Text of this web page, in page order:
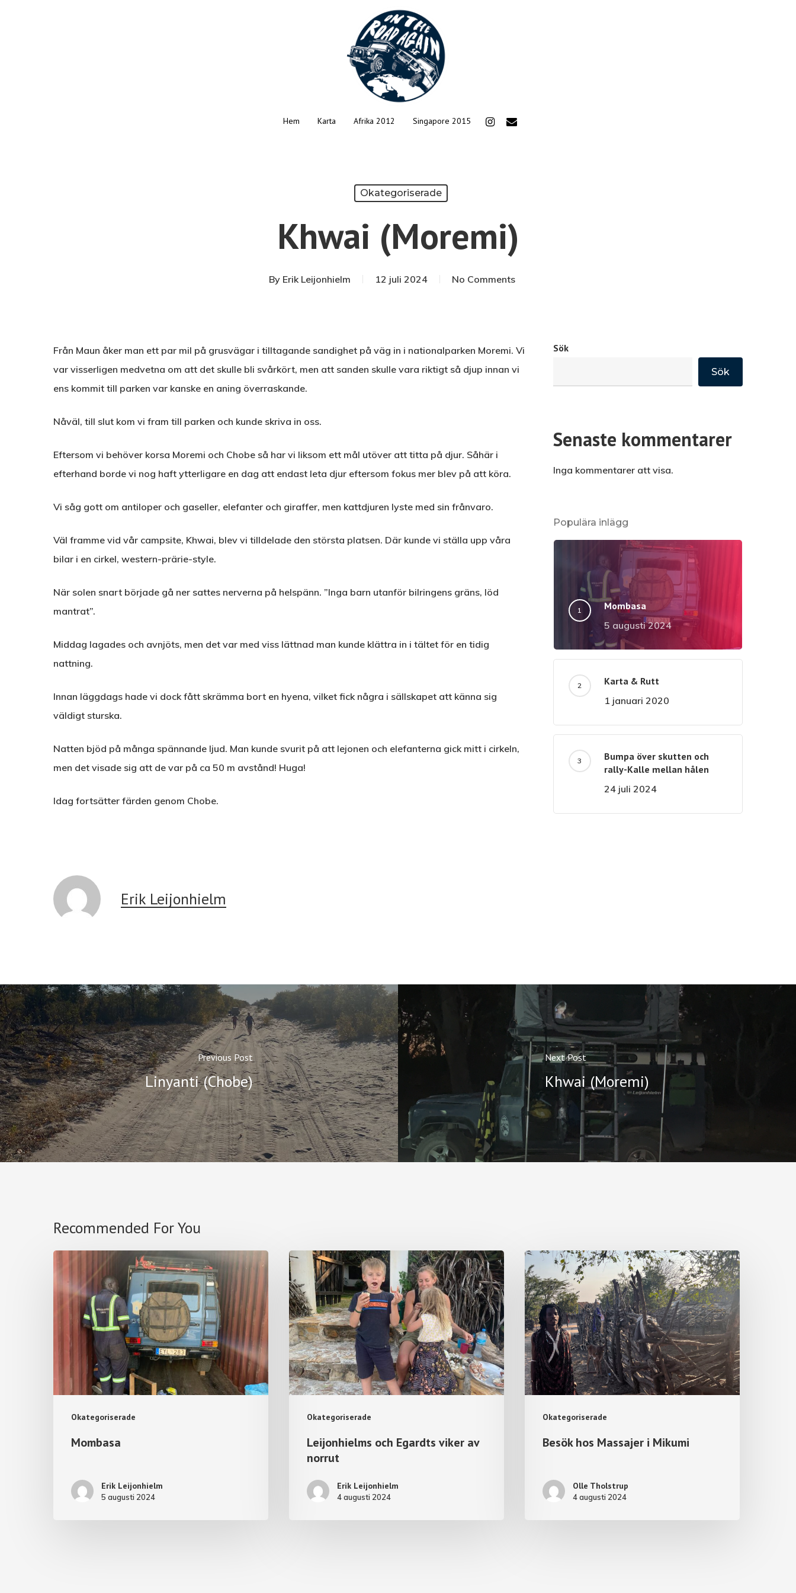
Hem Karta Afrika 2012 Singapore 2015 instagram
email
Okategoriserade
Khwai (Moremi)
By Erik Leijonhielm 12 juli 2024 No Comments
Från Maun åker man ett par mil på grusvägar i tilltagande sandighet på väg in i nationalparken Moremi. Vi
var visserligen medvetna om att det skulle bli svårkört, men att sanden skulle vara riktigt så djup innan vi
ens kommit till parken var kanske en aning överraskande.
Nåväl, till slut kom vi fram till parken och kunde skriva in oss.
Eftersom vi behöver korsa Moremi och Chobe så har vi liksom ett mål utöver att titta på djur. Såhär i
efterhand borde vi nog haft ytterligare en dag att endast leta djur eftersom fokus mer blev på att köra.
Vi såg gott om antiloper och gaseller, elefanter och giraffer, men kattdjuren lyste med sin frånvaro.
Väl framme vid vår campsite, Khwai, blev vi tilldelade den största platsen. Där kunde vi ställa upp våra
bilar i en cirkel, western-prärie-style.
När solen snart började gå ner sattes nerverna på helspänn. ”Inga barn utanför bilringens gräns, löd
mantrat”.
Middag lagades och avnjöts, men det var med viss lättnad man kunde klättra in i tältet för en tidig
nattning.
Innan läggdags hade vi dock fått skrämma bort en hyena, vilket fick några i sällskapet att känna sig
väldigt sturska.
Natten bjöd på många spännande ljud. Man kunde svurit på att lejonen och elefanterna gick mitt i cirkeln,
men det visade sig att de var på ca 50 m avstånd! Huga!
Idag fortsätter färden genom Chobe.
Erik Leijonhielm
Sök
Sök
Senaste kommentarer
Inga kommentarer att visa.
Populära inlägg
Mombasa
5 augusti 2024
Karta & Rutt
1 januari 2020
Bumpa över skutten och
rally-Kalle mellan hålen
24 juli 2024
Previous Post
Linyanti (Chobe)
Next Post
Khwai (Moremi)
Recommended For You
Okategoriserade
Mombasa
Erik Leijonhielm
5 augusti 2024
Okategoriserade
Leijonhielms och Egardts viker av
norrut
Erik Leijonhielm
4 augusti 2024
Okategoriserade
Besök hos Massajer i Mikumi
Olle Tholstrup
4 augusti 2024